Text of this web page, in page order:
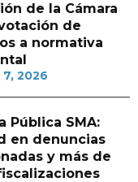
de la Cámara
de
a normativa
2026
Pública SMA:
en denuncias
y más de